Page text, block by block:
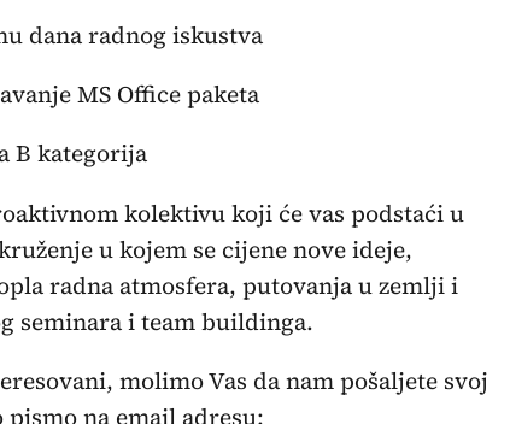
dana radnog iskustva
MS Office paketa
B kategorija
kolektivu koji će vas podstaći u
u kojem se cijene nove ideje,
radna atmosfera, putovanja u zemlji i
seminara i team buildinga.
molimo Vas da nam pošaljete svoj
na email adresu: